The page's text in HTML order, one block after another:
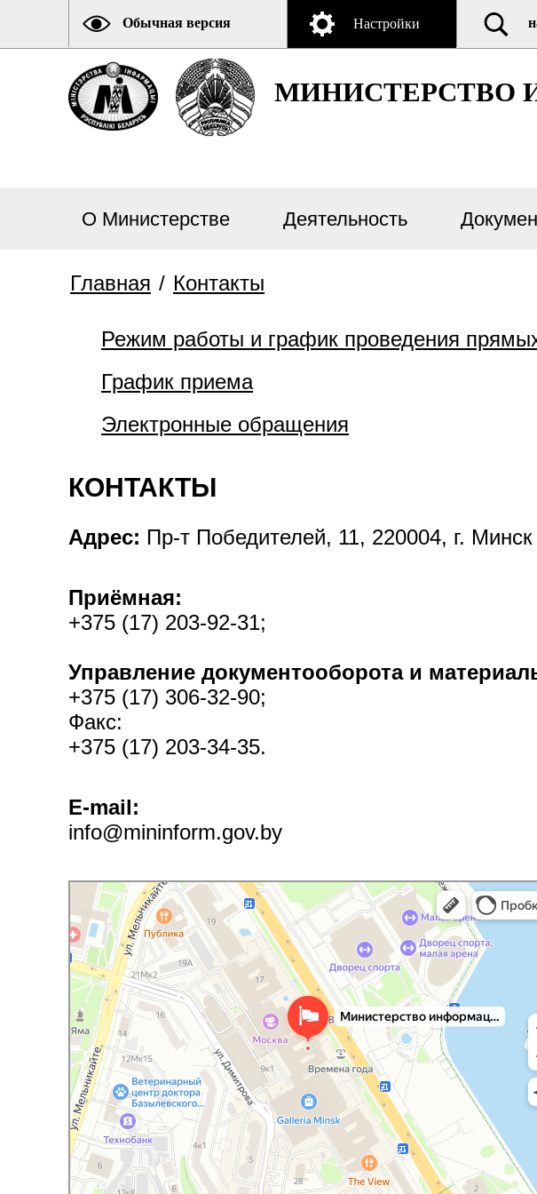
Обычная версия Настройки
МИНИСТЕРСТВО
О Министерстве Деятельность
Главная / Контакты
Режим работы и график проведения
График приема
Электронные обращения
КОНТАКТЫ
Адрес: Пр-т Победителей, 11, 220004, г. Минск
Приёмная:
+375 (17) 203-92-31;
Управление документооборота и
+375 (17) 306-32-90;
Факс:
+375 (17) 203-34-35.
E-mail:
info@mininform.gov.by